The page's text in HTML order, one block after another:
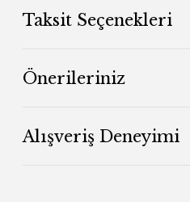
Taksit Seçenekleri
Önerileriniz
Alışveriş Deneyimi